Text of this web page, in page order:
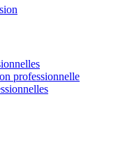
professionnelle